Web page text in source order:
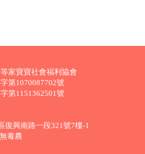
家寶寶社會福利協會
第1070087702號
第1151362501號
復興南路一段321號7樓-1
毒農